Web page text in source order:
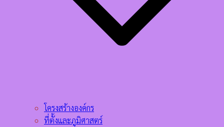
โครงสร้างองค์กร
ที่ตั้งและภูมิศาสตร์